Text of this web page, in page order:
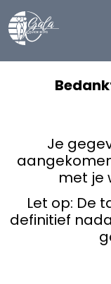
Je
met je
Let op: De
definitief